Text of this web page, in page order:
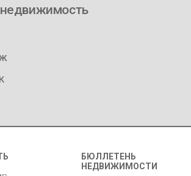
БЮЛЛЕТЕНЬ
НЕДВИЖИМОСТИ